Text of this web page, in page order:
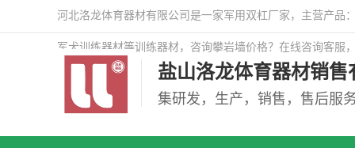
河北洛龙体育器材有限公司是一家军用双杠厂家，主营产品
军犬训练器材等训练器材，咨询攀岩墙价格？在线咨询客服
盐山洛龙体育器材销售
集研发，生产，销售，售后服